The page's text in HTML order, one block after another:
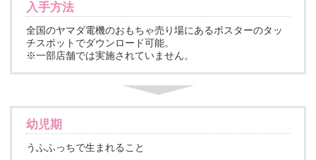
入手方法
全国のヤマダ電機のおもちゃ売り場にあるポスターのタッ
チスポットでダウンロード可能。
※一部店舗では実施されていません。
幼児期
うふふっちで生まれること